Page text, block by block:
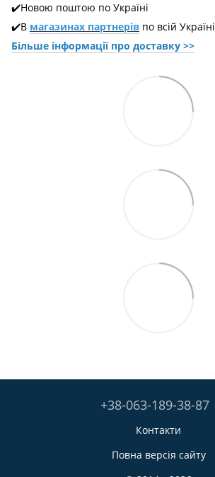
✔️Новою поштою по Україні
✔️В магазинах партнерів по всій Україні
Більше інформації про доставкy >>
+38-063-189-38-87
Контакти
Повна версія сайту